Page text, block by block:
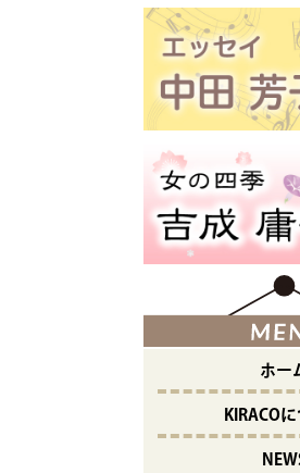
ホー
KIRACO